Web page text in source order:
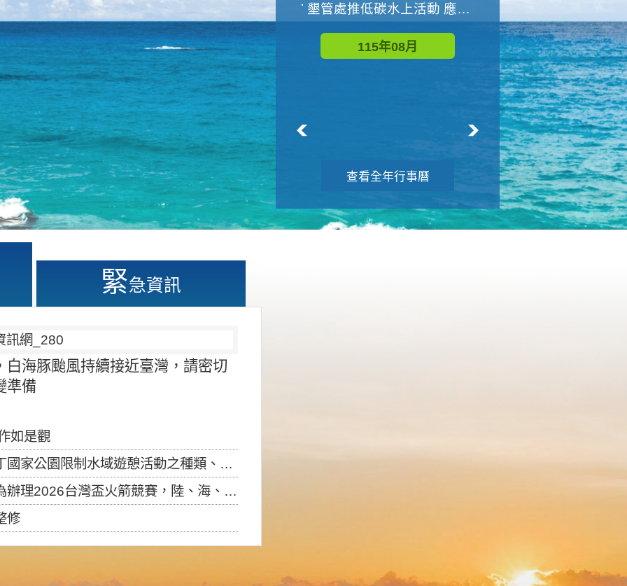
墾管處推低碳水上活動 應屆畢業生限額免費參加
115年08月
115年09月
查看全年行事曆
緊急資訊
海豚颱風持續接近臺灣，請密切
準備
如是觀
制水域遊憩活動之種類、範圍、時間及行為」，自即日生效。
盃火箭競賽，陸、海、空域警戒及協調相關事宜，因颱風備案事宜
修